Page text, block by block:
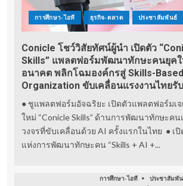
การศึกษา-ไอที ธุรกิจ-ตลาด ประชาสัมพันธ์
Conicle โชว์วิสัยทัศน์ผู้นำ เปิดตัว
Skills” แพลตฟอร์มพัฒนาทักษะคนยุค
อนาคต พลิกโฉมองค์กรสู่ Skills-Based
Organization ขับเคลื่อนแรงงานไทยรั
● ชูแพลตฟอร์มอัจฉริยะ เปิดตัวแพลตฟอร์มเจ
ใหม่ “Conicle Skills” ด้านการพัฒนาทักษะค
วงจรที่ขับเคลื่อนด้วย AI ครั้งแรกในไทย ● เ
แห่งการพัฒนาทักษะคน “Skills + AI +...
การศึกษา-ไอที ประชาสัมพั